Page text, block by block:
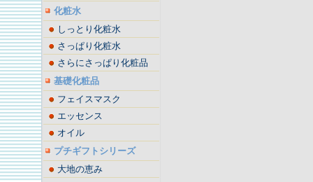
化粧水
しっとり化粧水
さっぱり化粧水
さらにさっぱり化粧品
基礎化粧品
フェイスマスク
エッセンス
オイル
プチギフトシリーズ
大地の恵み